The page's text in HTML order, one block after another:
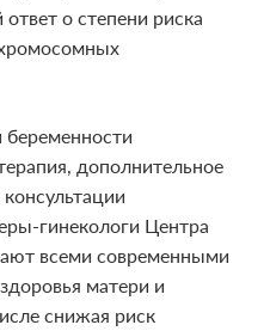
о степени риска
дополнительное
гинекологи Центра
всеми современными
матери и
снижая риск
о степени риска
дополнительное
гинекологи Центра
всеми современными
матери и
снижая риск